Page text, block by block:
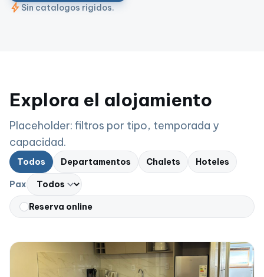
boltSin catalogos rigidos.
Explora el alojamiento
Placeholder: filtros por tipo, temporada y
capacidad.
Todos Departamentos Chalets Hoteles
Pax
Reserva online